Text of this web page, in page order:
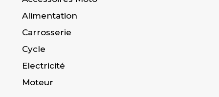
Alimentation
Carrosserie
Cycle
Electricité
Moteur